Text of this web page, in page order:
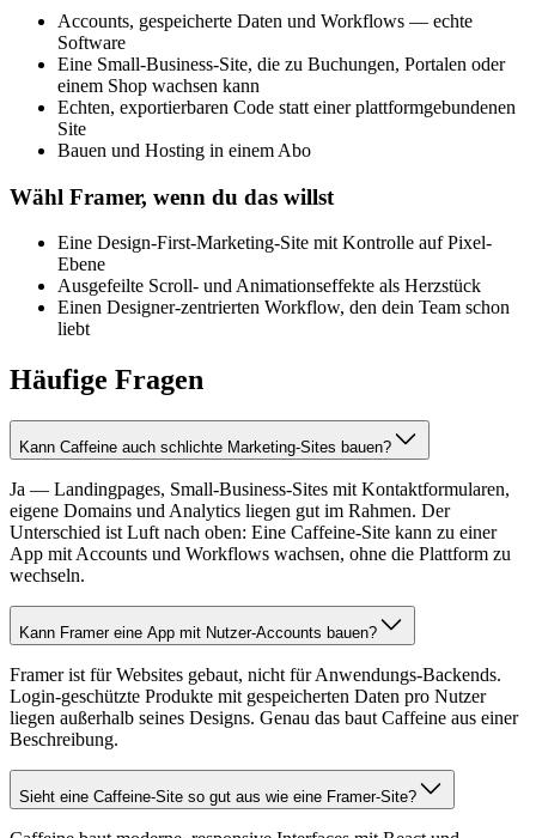
Accounts, gespeicherte Daten und Workflows — echte
Software
Eine Small-Business-Site, die zu Buchungen, Portalen oder
einem Shop wachsen kann
Echten, exportierbaren Code statt einer plattformgebundenen
Site
Bauen und Hosting in einem Abo
Wähl Framer, wenn du das willst
Eine Design-First-Marketing-Site mit Kontrolle auf Pixel-
Ebene
Ausgefeilte Scroll- und Animationseffekte als Herzstück
Einen Designer-zentrierten Workflow, den dein Team schon
liebt
Häufige Fragen
Kann Caffeine auch schlichte Marketing-Sites bauen?
Ja — Landingpages, Small-Business-Sites mit Kontaktformularen,
eigene Domains und Analytics liegen gut im Rahmen. Der
Unterschied ist Luft nach oben: Eine Caffeine-Site kann zu einer
App mit Accounts und Workflows wachsen, ohne die Plattform zu
wechseln.
Kann Framer eine App mit Nutzer-Accounts bauen?
Framer ist für Websites gebaut, nicht für Anwendungs-Backends.
Login-geschützte Produkte mit gespeicherten Daten pro Nutzer
liegen außerhalb seines Designs. Genau das baut Caffeine aus einer
Beschreibung.
Sieht eine Caffeine-Site so gut aus wie eine Framer-Site?